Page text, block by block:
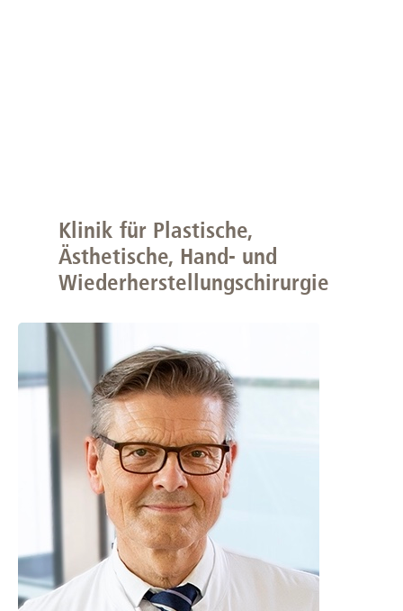
Klinik für Plastische,
Ästhetische, Hand- und
Wiederherstellungschirurgie